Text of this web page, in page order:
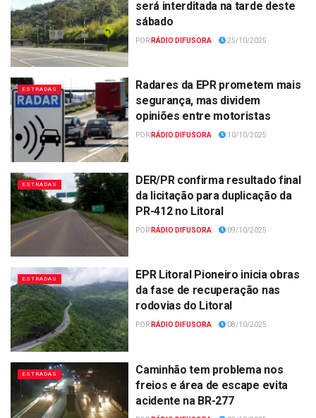
será interditada na tarde deste
sábado
POR RÁDIO DIFUSORA 25/10/2025
ESTRADAS
Radares da EPR prometem mais
segurança, mas dividem
opiniões entre motoristas
POR RÁDIO DIFUSORA 10/10/2025
ESTRADAS
DER/PR confirma resultado final
da licitação para duplicação da
PR-412 no Litoral
POR RÁDIO DIFUSORA 09/10/2025
ESTRADAS
EPR Litoral Pioneiro inicia obras
da fase de recuperação nas
rodovias do Litoral
POR RÁDIO DIFUSORA 08/10/2025
ESTRADAS
Caminhão tem problema nos
freios e área de escape evita
acidente na BR-277